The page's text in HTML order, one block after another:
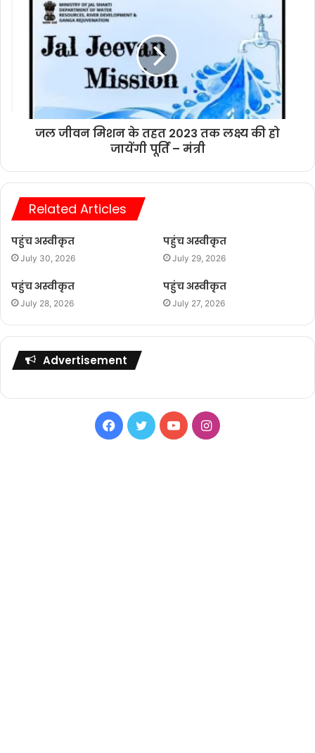
जल जीवन मिशन के तहत 2023 तक लक्ष्य की हो
जायेंगी पूर्ति – मंत्री
Related Articles
पहुंच अस्वीकृत
July 30, 2026
पहुंच अस्वीकृत
July 29, 2026
पहुंच अस्वीकृत
July 28, 2026
पहुंच अस्वीकृत
July 27, 2026
Advertisement
Facebook
TwitterYouTubeInstagram